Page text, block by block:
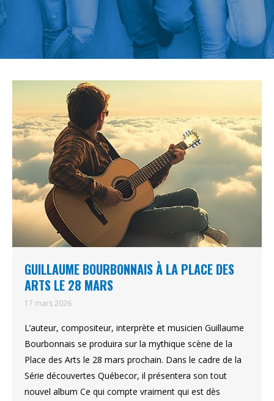
GUILLAUME BOURBONNAIS À LA PLACE DES
ARTS LE 28 MARS
17 mars 2026
L’auteur, compositeur, interprète et musicien Guillaume
Bourbonnais se produira sur la mythique scène de la
Place des Arts le 28 mars prochain. Dans le cadre de la
Série découvertes Québecor, il présentera son tout
nouvel album Ce qui compte vraiment qui est dès